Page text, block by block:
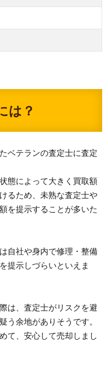
は？
ベテランの査定士に査定
態によって大きく買取額
るため、未熟な査定士や
を提示することが多いた
自社や身内で修理・整備
提示しづらいといえま
は、査定士がリスクを避
う余地がありそうです。
て、安心して売却しまし